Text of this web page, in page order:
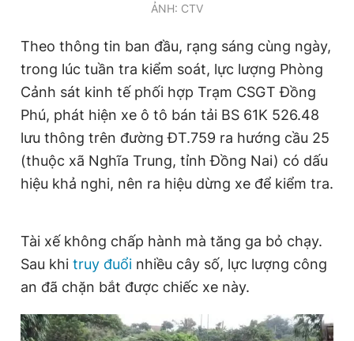
chép dưới mọi hình thức nếu không có sự chấp thuận bằng văn
ẢNH: CTV
Theo thông tin ban đầu, rạng sáng cùng ngày,
trong lúc tuần tra kiểm soát, lực lượng Phòng
Cảnh sát kinh tế phối hợp Trạm CSGT Đồng
Phú, phát hiện xe ô tô bán tải BS 61K 526.48
lưu thông trên đường ĐT.759 ra hướng cầu 25
(thuộc xã Nghĩa Trung, tỉnh Đồng Nai) có dấu
hiệu khả nghi, nên ra hiệu dừng xe để kiểm tra.
Tài xế không chấp hành mà tăng ga bỏ chạy.
Sau khi truy đuổi nhiều cây số, lực lượng công
an đã chặn bắt được chiếc xe này.